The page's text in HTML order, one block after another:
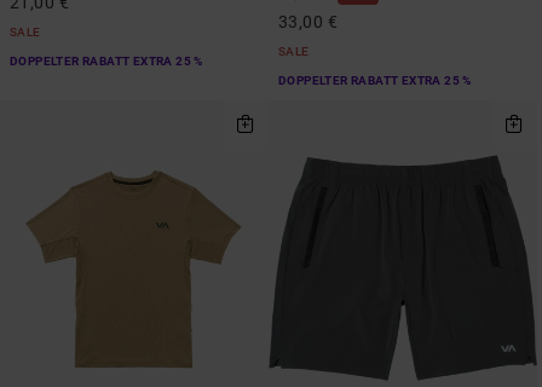
SALE
DOPPELTER RABATT EXTRA 25 %
33,00 €
SALE
DOPPELTER RABATT EXTRA 25 %